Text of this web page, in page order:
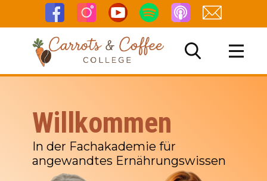
In der Fachakademie für
angewandtes Ernährungswissen
Willkommen